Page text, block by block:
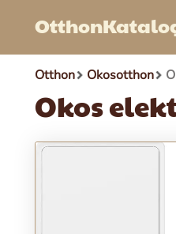
Otthon Okosotthon
Okos